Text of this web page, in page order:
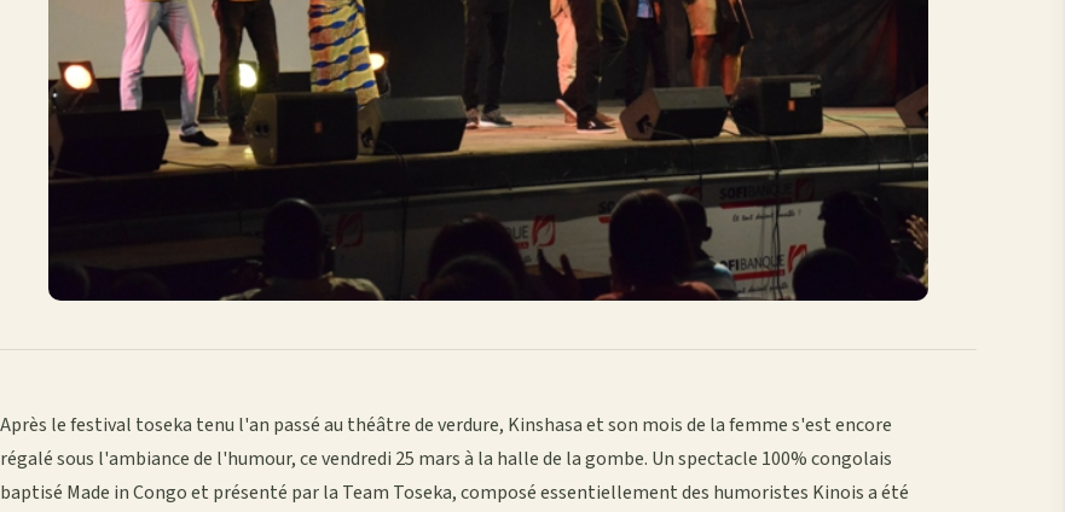
Après le festival toseka tenu l'an passé au théâtre de verdure, Kinshasa et son mois de la femme s'est encore
régalé sous l'ambiance de l'humour, ce vendredi 25 mars à la halle de la gombe. Un spectacle 100% congolais
baptisé Made in Congo et présenté par la Team Toseka, composé essentiellement des humoristes Kinois a été